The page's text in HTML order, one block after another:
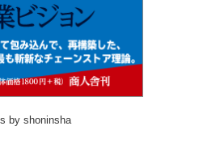
by shoninsha